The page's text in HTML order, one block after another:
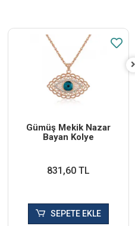
Gümüş Mekik Nazar
Bayan Kolye
831,60 TL
SEPETE EKLE